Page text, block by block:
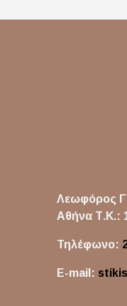
Λεωφόρος
Αθήνα Τ.Κ.:
Τηλέφωνο:
E-mail: